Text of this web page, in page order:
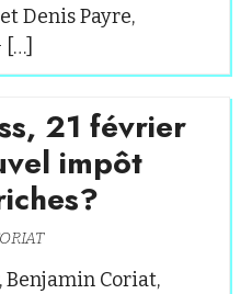
Denis Payre,
21 février
impôt
Benjamin Coriat,